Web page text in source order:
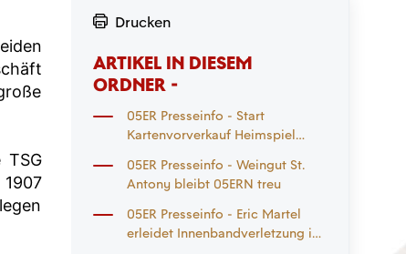
Drucken
ARTIKEL IN DIESEM
ORDNER -
05ER Presseinfo - Start
Kartenvorverkauf Heimspiel
Auswärtsspiel
Mönchengladbach
05ER Presseinfo - Weingut St.
Antony bleibt 05ERN treu
05ER Presseinfo - Eric Martel
erleidet Innenbandverletzung im